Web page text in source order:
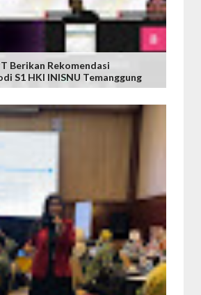
Berikan Rekomendasi
S1 HKI INISNU Temanggung